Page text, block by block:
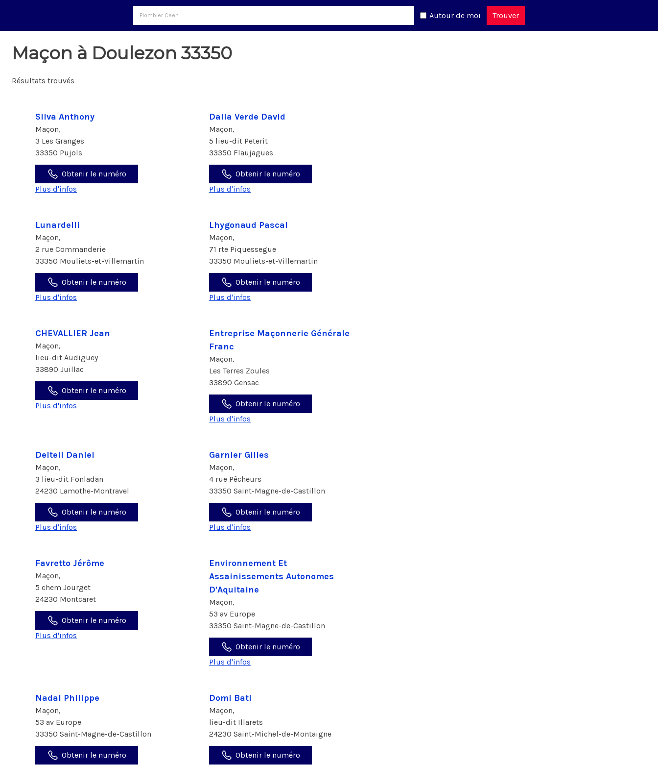
Autour de moi Trouver
Maçon à Doulezon 33350
Résultats trouvés
Silva Anthony
Maçon,
3 Les Granges
33350 Pujols
Obtenir le numéro
Plus d'infos
Dalla Verde David
Maçon,
5 lieu-dit Peterit
33350 Flaujagues
Obtenir le numéro
Plus d'infos
Lunardelli
Maçon,
2 rue Commanderie
33350 Mouliets-et-Villemartin
Obtenir le numéro
Plus d'infos
Lhygonaud Pascal
Maçon,
71 rte Piquessegue
33350 Mouliets-et-Villemartin
Obtenir le numéro
Plus d'infos
CHEVALLIER Jean
Maçon,
lieu-dit Audiguey
33890 Juillac
Obtenir le numéro
Plus d'infos
Entreprise Maçonnerie Générale
Franc
Maçon,
Les Terres Zoules
33890 Gensac
Obtenir le numéro
Plus d'infos
Delteil Daniel
Maçon,
3 lieu-dit Fonladan
24230 Lamothe-Montravel
Obtenir le numéro
Plus d'infos
Garnier Gilles
Maçon,
4 rue Pêcheurs
33350 Saint-Magne-de-Castillon
Obtenir le numéro
Plus d'infos
Favretto Jérôme
Maçon,
5 chem Jourget
24230 Montcaret
Obtenir le numéro
Plus d'infos
Environnement Et
Assainissements Autonomes
D'Aquitaine
Maçon,
53 av Europe
33350 Saint-Magne-de-Castillon
Obtenir le numéro
Plus d'infos
Nadal Philippe
Maçon,
53 av Europe
33350 Saint-Magne-de-Castillon
Obtenir le numéro
Domi Bati
Maçon,
lieu-dit Illarets
24230 Saint-Michel-de-Montaigne
Obtenir le numéro